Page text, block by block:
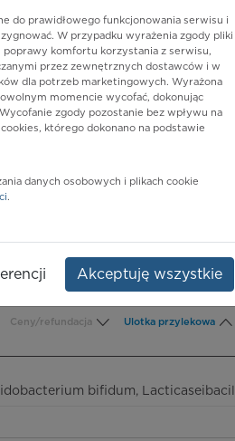
Ceny/refundacja Ulotka przylekowa
bifidum,
do prawidłowego funkcjonowania serwisu i
W przypadku wyrażenia zgody pliki
komfortu korzystania z serwisu,
przez zewnętrznych dostawców i w
dla potrzeb marketingowych. Wyrażona
momencie wycofać, dokonując
zgody pozostanie bez wpływu na
którego dokonano na podstawie
danych osobowych i plikach cookie
.
Akceptuję wszystkie